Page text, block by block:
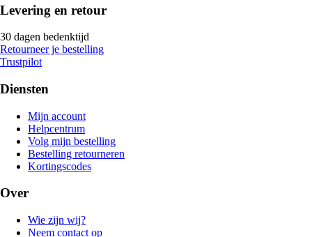
Levering en retour
30 dagen bedenktijd
Retourneer je bestelling
Trustpilot
Diensten
Mijn account
Helpcentrum
Volg mijn bestelling
Bestelling retourneren
Kortingscodes
Over
Wie zijn wij?
Neem contact op